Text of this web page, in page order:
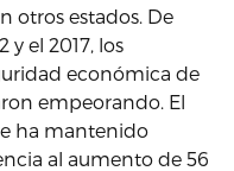
otros estados. De
y el 2017, los
económica de
empeorando. El
ha mantenido
al aumento de 56